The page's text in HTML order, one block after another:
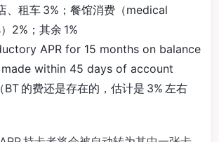
、租车 3%；餐馆消费（medical
2%；其余 1%
APR for 15 months on balance
within 45 days of account
的费还是存在的，估计是 3% 左右